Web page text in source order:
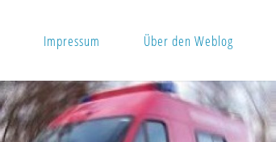
Impressum Über den Weblog